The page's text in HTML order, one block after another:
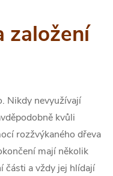
založení
Nikdy nevyužívají
kvůli
rozžvýkaného dřeva
mají několik
části a vždy jej hlídají